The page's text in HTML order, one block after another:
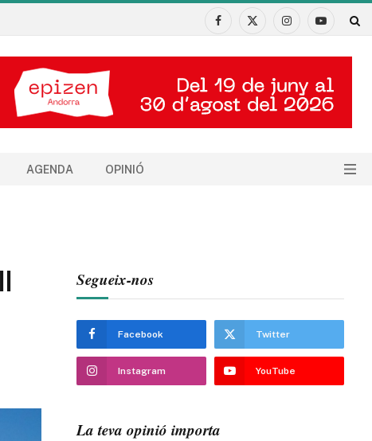
Facebook
X
InstagramYouTube
AGENDA OPINIÓ
Segueix-nos
Facebook Twitter
Instagram YouTube
La teva opinió importa